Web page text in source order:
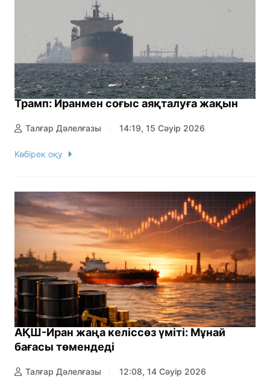
Трамп: Иранмен соғыс аяқталуға жақын
Талғар Дәлелғазы 14:19, 15 Сәуір 2026
Көбірек оқу
АҚШ-Иран жаңа келіссөз үміті: Мұнай
бағасы төмендеді
Талғар Дәлелғазы 12:08, 14 Сәуір 2026